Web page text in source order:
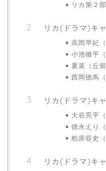
リカ第２
リカ(ドラマ)キ
高岡早紀
小池徹平
夏菜（丘
西岡德馬
リカ(ドラマ)キ
大谷亮平
徳永えり
柏原収史
リカ(ドラマ)キ